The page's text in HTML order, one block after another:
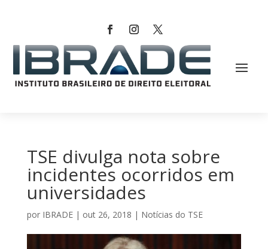
TSE divulga nota sobre
incidentes ocorridos em
universidades
por IBRADE| out 26, 2018 | Notícias do TSE